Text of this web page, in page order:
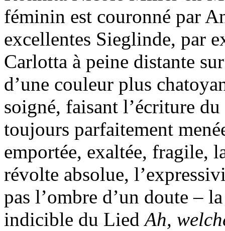
féminin est couronné par
excellentes Sieglinde, par
Carlotta à peine distante
d’une couleur plus
soigné, faisant l’écriture
toujours parfaitement
emportée, exaltée, fragile,
révolte absolue,
pas l’ombre d’un doute –
indicible du LiedAh,